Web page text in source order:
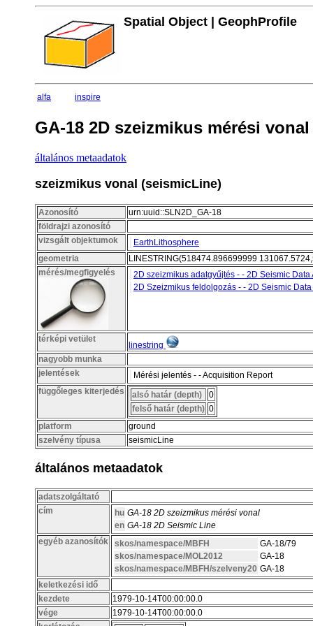
Spatial Object | GeophProfile
alfa inspire
GA-18 2D szeizmikus mérési vonal
általános metaadatok
szeizmikus vonal (seismicLine)
Azonosító
urn:uuid::SLN2D_GA-18
földrajzi azonosító
vizsgált objektumok
EarthLithosphere
geometria
LINESTRING(518474.896699999
mérés/megfigyelés
2D szeizmikus adatgyűjtés - - 2D Seismic Data
2D Szeizmikus feldolgozás - - 2D Seismic
térképi vetület
linestring
nagyobb munka
jelentések
Mérési jelentés - - Acquisition Report
függőleges kiterjedés
alsó határ (depth)
0
felső határ (depth) 0
platform
ground
szelvény típusa
seismicLine
általános metaadatok
adatszolgáltató
cím
hu GA-18 2D szeizmikus mérési vonal
en GA-18 2D Seismic Line
egyéb azanosítók
skos/namespace/MBFH
GA-18/79
skos/namespace/MOL2012
GA-18
skos/namespace/MBFH/szelveny20 GA-18
keletkezési idő
kezdete
1979-10-14T00:00:00.0
vége
1979-10-14T00:00:00.0